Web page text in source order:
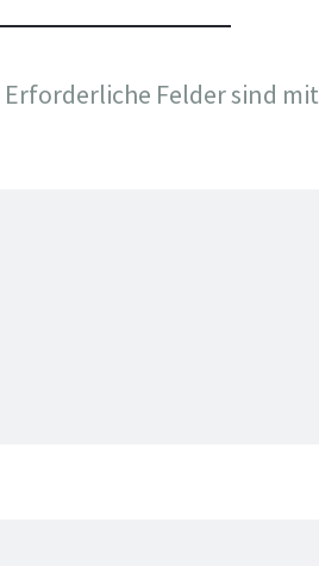
Erforderliche Felder sind mit